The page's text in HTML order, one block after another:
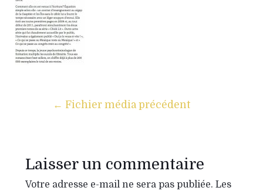
← Fichier média précédent
Laisser un commentaire
Votre adresse e-mail ne sera pas publiée. Les